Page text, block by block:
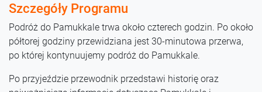
Szczegóły Programu
Podróż do Pamukkale trwa około czterech godzin. Po około
półtorej godziny przewidziana jest 30-minutowa przerwa,
po której kontynuujemy podróż do Pamukkale.
Po przyjeździe przewodnik przedstawi historię oraz